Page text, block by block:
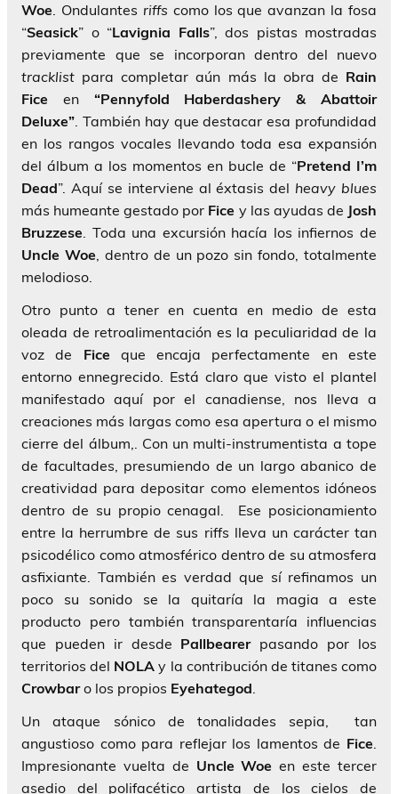
Woe. Ondulantes riffs como los que avanzan la fosa
“Seasick” o “Lavignia Falls”, dos pistas mostradas
previamente que se incorporan dentro del nuevo
tracklist para completar aún más la obra de Rain
Fice en “Pennyfold Haberdashery & Abattoir
Deluxe”. También hay que destacar esa profundidad
en los rangos vocales llevando toda esa expansión
del álbum a los momentos en bucle de “Pretend I’m
Dead”. Aquí se interviene al éxtasis del heavy blues
más humeante gestado por Fice y las ayudas de Josh
Bruzzese. Toda una excursión hacía los infiernos de
Uncle Woe, dentro de un pozo sin fondo, totalmente
melodioso.
Otro punto a tener en cuenta en medio de esta
oleada de retroalimentación es la peculiaridad de la
voz de Fice que encaja perfectamente en este
entorno ennegrecido. Está claro que visto el plantel
manifestado aquí por el canadiense, nos lleva a
creaciones más largas como esa apertura o el mismo
cierre del álbum,. Con un multi-instrumentista a tope
de facultades, presumiendo de un largo abanico de
creatividad para depositar como elementos idóneos
dentro de su propio cenagal. Ese posicionamiento
entre la herrumbre de sus riffs lleva un carácter tan
psicodélico como atmosférico dentro de su atmosfera
asfixiante. También es verdad que sí refinamos un
poco su sonido se la quitaría la magia a este
producto pero también transparentaría influencias
que pueden ir desde Pallbearerpasando por los
territorios del NOLA y la contribución de titanes como
Crowbaro los propios Eyehategod.
Un ataque sónico de tonalidades sepia, tan
angustioso como para reflejar los lamentos de Fice.
Impresionante vuelta de Uncle Woe en este tercer
asedio del polifacético artista de los cielos de